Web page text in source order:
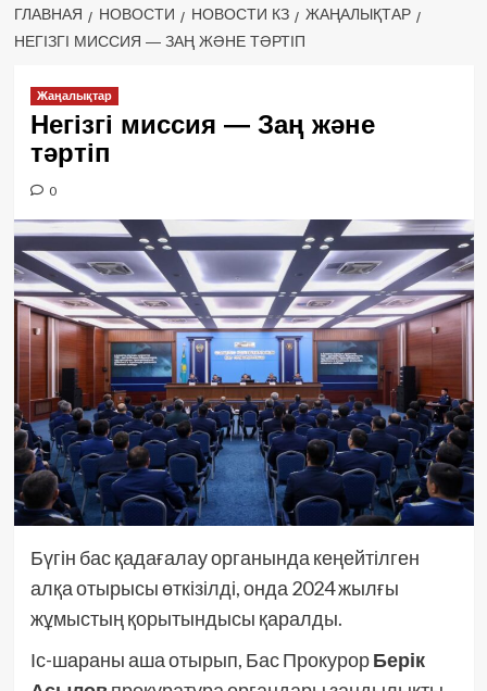
ГЛАВНАЯ НОВОСТИ НОВОСТИ КЗ
ЖАҢАЛЫҚТАР
НЕГІЗГІ МИССИЯ — ЗАҢ ЖӘНЕ ТӘРТІП
Жаңалықтар
Негізгі миссия — Заң және
тәртіп
0
Бүгін бас қадағалау органында кеңейтілген
алқа отырысы өткізілді, онда 2024 жылғы
жұмыстың қорытындысы қаралды.
Іс-шараны аша отырып, Бас ПрокурорБерік